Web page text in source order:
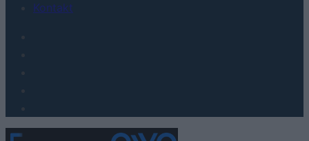
Kontakt